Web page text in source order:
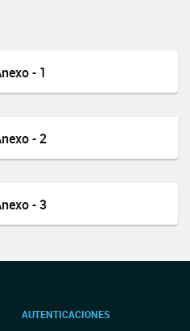
- 1
- 2
- 3
AUTENTICACIONES